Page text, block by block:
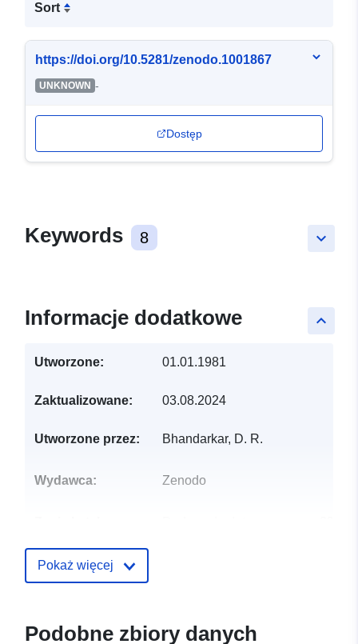
Sort
https://doi.org/10.5281/zenodo.1001867
UNKNOWN -
Dostęp
keyboard_arrow_down
Keywords 8
keyboard_arrow_up
Informacje dodatkowe
Utworzone: 01.01.1981
Zaktualizowane: 03.08.2024
Utworzone przez: Bhandarkar, D. R.
Wydawca: Zenodo
Identyfikatory: https://doi.org/10.5281/
Pokaż więcej
Podobne zbiory danych